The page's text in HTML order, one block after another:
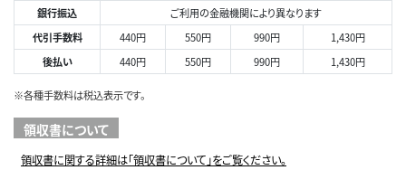
銀行振込
ご利用の金融機関により異なります
代引手数料
440円 550円 990円
1,430円
後払い
440円 550円 990円 1,430円
※各種手数料は税込表示です。
領収書について
領収書に関する詳細は「領収書について」をご覧ください。